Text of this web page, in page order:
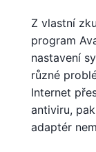
Z vlastní
program
nastavení
různé
Internet
antiviru,
adaptér